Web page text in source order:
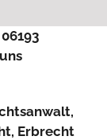
Erbrecht